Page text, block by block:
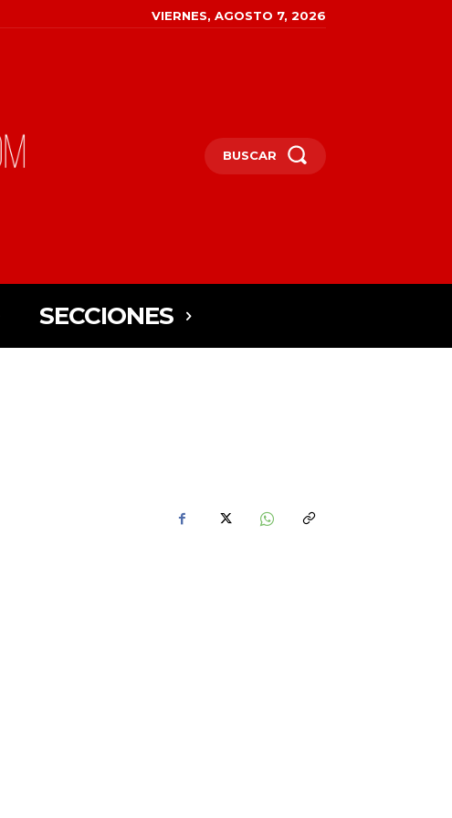
VIERNES, AGOSTO 7, 2026
BUSCAR
SECCIONES